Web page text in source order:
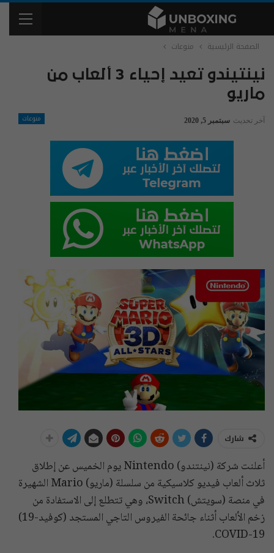
الصفحة الرئيسية منوعات
نينتيندو تعيد إحياء 3 ألعاب من
ماريو
منوعات آخر تحديث سبتمبر 5, 2020
شارك
أعلنت شركة (نينتندو) Nintendo يوم الخميس عن إطلاق
ثلاث ألعاب فيديو كلاسيكية من سلسلة (ماريو) Mario الشهيرة
في منصة (سويتش) Switch، وهي تتطلع إلى الاستفادة من
زخم الألعاب أثناء جائحة الفيروس التاجي المستجد (كوفيد-19)
COVID-19.